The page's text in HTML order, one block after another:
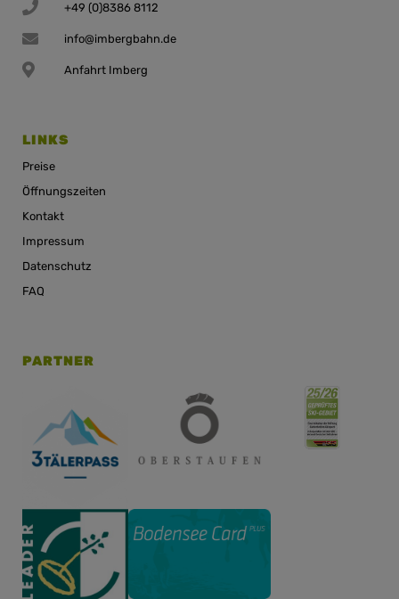
+49 (0)8386 8112
info@imbergbahn.de
Anfahrt Imberg
LINKS
Preise
Öffnungszeiten
Kontakt
Impressum
Datenschutz
FAQ
PARTNER